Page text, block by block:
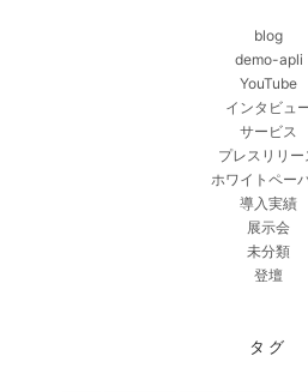
blog
demo-apli
YouTube
インタビュ
サービス
プレスリリー
ホワイトペー
導入実績
展示会
未分類
登壇
タグ